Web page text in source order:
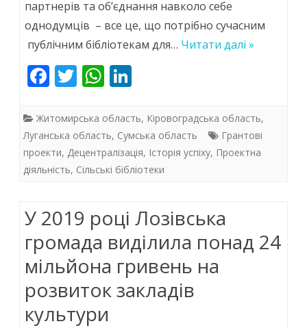
програмі
«Активні
у
2019
реалізовано
низку
бібліотечних
ініціатив
партнерів та об’єднання навколо себе
однодумців – все це, що потрібно сучасним
публічним бібліотекам для… Читати далі »
F
e
b
o
k
T
itt
er
W
at
s
A
p
k
e
dI
Житомирська область, Кіровоградська область,
Луганська область, Сумська область
Грантові
проекти, Децентралізація, Історія успіху, Проектна
діяльність, Сільські бібліотеки
У 2019 році Лозівська
громада виділила понад 24
мільйона гривень на
розвиток закладів
культури